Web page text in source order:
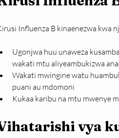
Influenza B kinaenezwa kwa
Ugonjwa huu unaweza
wakati mtu aliyeambukizwa
Wakati mwingine watu
puani au mdomoni
Kukaa karibu na mtu mwenye
vya